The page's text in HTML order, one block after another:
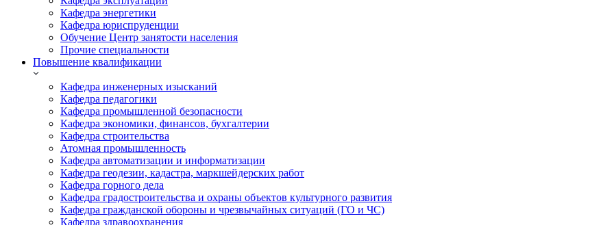
Кафедра энергетики
Кафедра юриспруденции
Обучение Центр занятости населения
Прочие специальности
Повышение квалификации
Кафедра инженерных изысканий
Кафедра педагогики
Кафедра промышленной безопасности
Кафедра экономики, финансов, бухгалтерии
Кафедра строительства
Атомная промышленность
Кафедра автоматизации и информатизации
Кафедра геодезии, кадастра, маркшейдерских работ
Кафедра горного дела
Кафедра градостроительства и охраны объектов культурного развития
Кафедра гражданской обороны и чрезвычайных ситуаций (ГО и ЧС)
Кафедра здравоохранения